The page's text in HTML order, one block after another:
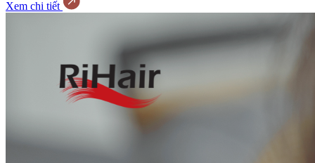
Xem chi tiết